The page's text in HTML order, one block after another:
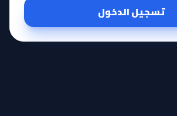
تسجيل الدخول